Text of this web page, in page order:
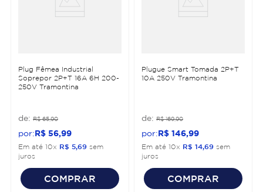
Plug Fêmea Industrial
Soprepor 2P+T 16A 6H 200-
250V Tramontina
R$ 65,90
R$ 56 99
Em até 10x R$ 5,69 sem
juros
COMPRAR
Plugue Smart Tomada 2P+T
10A 250V Tramontina
R$ 169,90
R$ 146 99
Em até 10x R$ 14,69 sem
juros
COMPRAR